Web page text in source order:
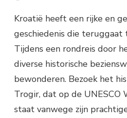
Kroatië heeft een rijke en
geschiedenis die
Tijdens een rondreis door
diverse historische
bewonderen. Bezoek het
Trogir, dat op de
staat vanwege zijn